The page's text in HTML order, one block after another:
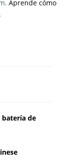
Aprende cómo
batería de